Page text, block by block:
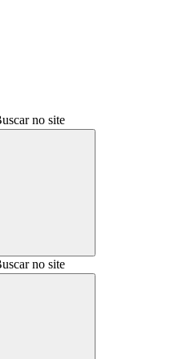
no site
no site